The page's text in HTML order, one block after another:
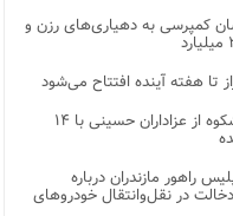
نیسان کمپرسی به دهیاری‌های رزن و
تا هفته آینده افتتاح می‌شود
پذیرایی متفاوت و باشکوه از عزاداران حسینی با ۱۴
راهور مازندران درباره
در نقل‌وانتقال خودروهای